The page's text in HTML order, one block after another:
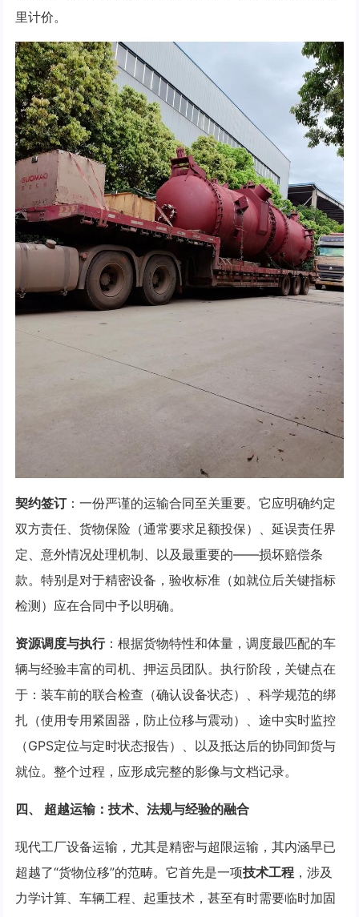
里计价。
契约签订：一份严谨的运输合同至关重要。它应明确约定
双方责任、货物保险（通常要求足额投保）、延误责任界
定、意外情况处理机制、以及最重要的——损坏赔偿条
款。特别是对于精密设备，验收标准（如就位后关键指标
检测）应在合同中予以明确。
资源调度与执行：根据货物特性和体量，调度最匹配的车
辆与经验丰富的司机、押运员团队。执行阶段，关键点在
于：装车前的联合检查（确认设备状态）、科学规范的绑
扎（使用专用紧固器，防止位移与震动）、途中实时监控
（GPS定位与定时状态报告）、以及抵达后的协同卸货与
就位。整个过程，应形成完整的影像与文档记录。
四、 超越运输：技术、法规与经验的融合
现代工厂设备运输，尤其是精密与超限运输，其内涵早已
超越了“货物位移”的范畴。它首先是一项技术工程 ，涉及
力学计算、车辆工程、起重技术，甚至有时需要临时加固